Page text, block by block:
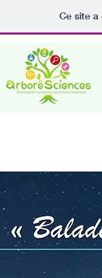
Ce site